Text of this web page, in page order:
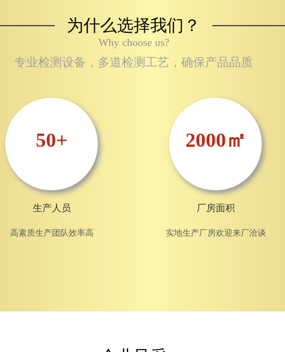
为什么选择我们？
Why choose us?
专业检测设备，多道检测工艺，确保产品品质
50+
生产人员
高素质生产团队效率高
2000㎡
厂房面积
实地生产厂房欢迎来厂洽谈